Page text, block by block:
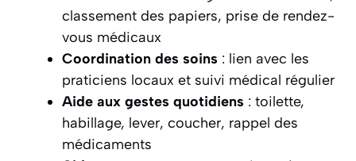
classement des papiers, prise de rendez-
vous médicaux
Coordination des soins : lien avec les
praticiens locaux et suivi médical régulier
Aide aux gestes quotidiens : toilette,
habillage, lever, coucher, rappel des
médicaments